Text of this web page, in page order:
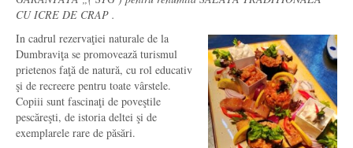
CU ICRE DE CRAP .
In cadrul rezervaţiei naturale de la
Dumbraviţa se promovează turismul
prietenos faţă de natură, cu rol educativ
şi de recreere pentru toate vârstele.
Copiii sunt fascinaţi de poveştile
pescăreşti, de istoria deltei şi de
exemplarele rare de păsări.